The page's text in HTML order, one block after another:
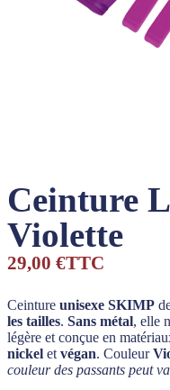
Ceinture
Violette
29,00 €TTC
Ceinture unisexe SKIMP
les tailles. Sans métal, elle
légère et conçue en
nickel et végan. Couleur
couleur des passants peut